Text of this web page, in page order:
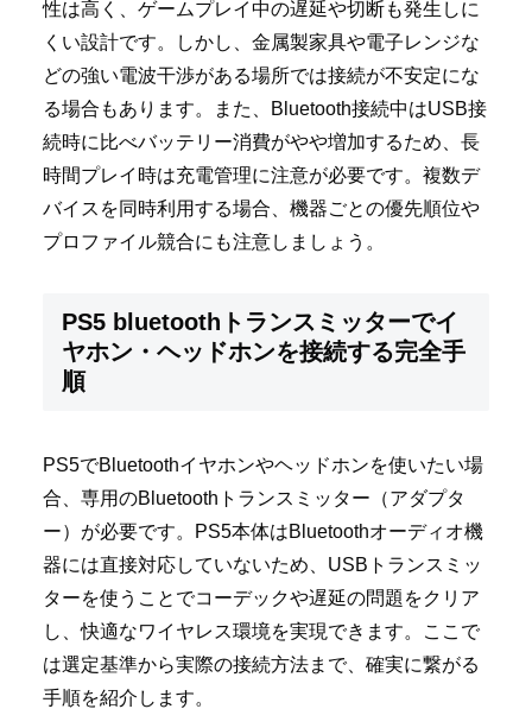
性は高く、ゲームプレイ中の遅延や切断も発生しに
くい設計です。しかし、金属製家具や電子レンジな
どの強い電波干渉がある場所では接続が不安定にな
る場合もあります。また、Bluetooth接続中はUSB接
続時に比べバッテリー消費がやや増加するため、長
時間プレイ時は充電管理に注意が必要です。複数デ
バイスを同時利用する場合、機器ごとの優先順位や
プロファイル競合にも注意しましょう。
PS5 bluetoothトランスミッターでイ
ヤホン・ヘッドホンを接続する完全手
順
PS5でBluetoothイヤホンやヘッドホンを使いたい場
合、専用のBluetoothトランスミッター（アダプタ
ー）が必要です。PS5本体はBluetoothオーディオ機
器には直接対応していないため、USBトランスミッ
ターを使うことでコーデックや遅延の問題をクリア
し、快適なワイヤレス環境を実現できます。ここで
は選定基準から実際の接続方法まで、確実に繋がる
手順を紹介します。